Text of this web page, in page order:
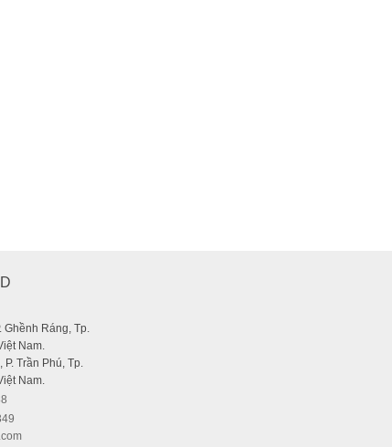
Ghềnh Ráng, Tp.
Nam.
Trần Phú, Tp.
Nam.